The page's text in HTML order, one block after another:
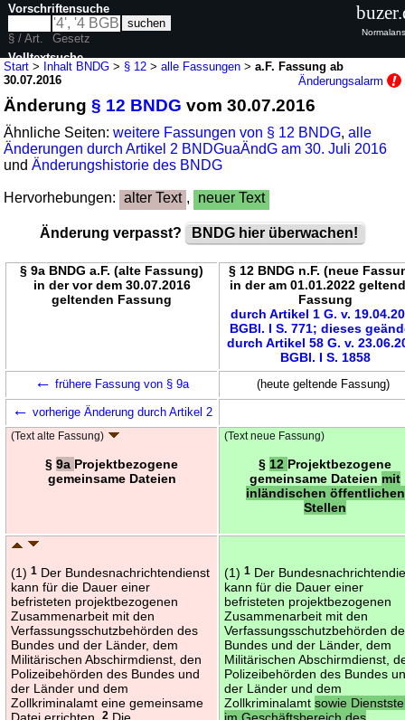
Start > Inhalt BNDG > § 12 >alle Fassungen >a.F. Fassung ab
30.07.2016
Änderungsalarm
Änderung§ 12 BNDG vom 30.07.2016
Ähnliche Seiten:weitere Fassungen von § 12 BNDG,alle
Änderungen durch Artikel 2 BNDGuaÄndG am 30. Juli 2016
undÄnderungshistorie des BNDG
Hervorhebungen: alter Text , neuer Text
Änderung verpasst? BNDG hier überwachen!
§ 9a BNDG a.F. (alte Fassung)
in der vor dem 30.07.2016
geltenden Fassung
§ 12 BNDG n.F. (neue
in der am 01.01.2022
Fassung
durch Artikel 1 G. v.
BGBl. I S. 771; dieses
durch Artikel 58 G. v.
BGBl. I S. 1858
← frühere Fassung von § 9a (heute geltende Fassung)
← vorherige Änderung durch Artikel 2
(Text alte Fassung)
§9a Projektbezogene
gemeinsame Dateien
(Text neue Fassung)
§ 12 Projektbezogene
gemeinsame Dateien mit
inländischen öffentlichen
Stellen
(1)1 Der Bundesnachrichtendienst
kann für die Dauer einer
befristeten projektbezogenen
Zusammenarbeit mit den
Verfassungsschutzbehörden des
Bundes und der Länder, dem
Militärischen Abschirmdienst, den
Polizeibehörden des Bundes und
der Länder und dem
Zollkriminalamt eine gemeinsame
Datei errichten.2 Die
(1)1 Der
kann für die Dauer einer
befristeten projektbezogenen
Zusammenarbeit mit den
Verfassungsschutzbehörden
Bundes und der Länder, dem
Militärischen Abschirmdienst,
Polizeibehörden des Bundes
der Länder und dem
Zollkriminalamtsowie
im Geschäftsbereich des
Vorschriftensuche
§ / Art.
Gesetz
Volltextsuche